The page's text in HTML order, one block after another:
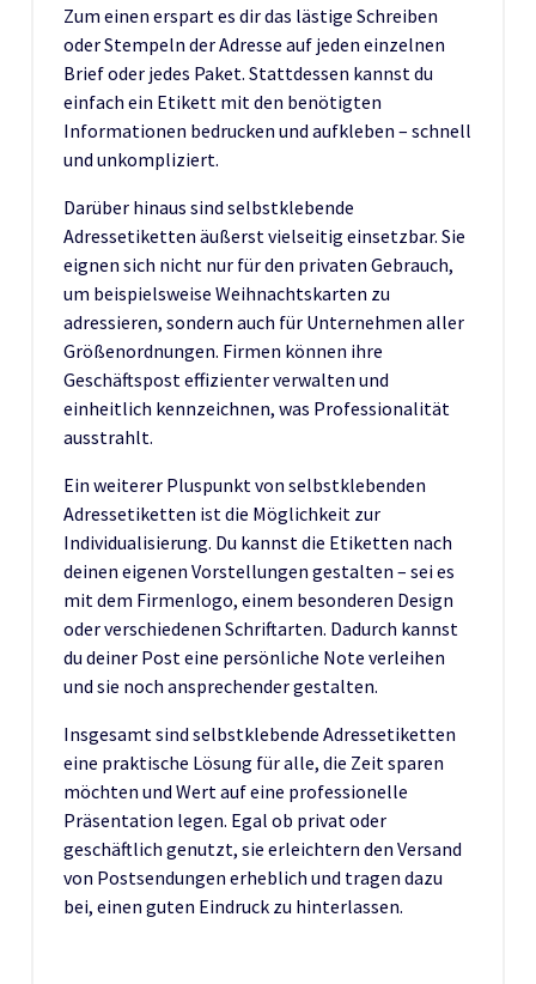
Zum einen erspart es dir das lästige Schreiben
oder Stempeln der Adresse auf jeden einzelnen
Brief oder jedes Paket. Stattdessen kannst du
einfach ein Etikett mit den benötigten
Informationen bedrucken und aufkleben – schnell
und unkompliziert.
Darüber hinaus sind selbstklebende
Adressetiketten äußerst vielseitig einsetzbar. Sie
eignen sich nicht nur für den privaten Gebrauch,
um beispielsweise Weihnachtskarten zu
adressieren, sondern auch für Unternehmen aller
Größenordnungen. Firmen können ihre
Geschäftspost effizienter verwalten und
einheitlich kennzeichnen, was Professionalität
ausstrahlt.
Ein weiterer Pluspunkt von selbstklebenden
Adressetiketten ist die Möglichkeit zur
Individualisierung. Du kannst die Etiketten nach
deinen eigenen Vorstellungen gestalten – sei es
mit dem Firmenlogo, einem besonderen Design
oder verschiedenen Schriftarten. Dadurch kannst
du deiner Post eine persönliche Note verleihen
und sie noch ansprechender gestalten.
Insgesamt sind selbstklebende Adressetiketten
eine praktische Lösung für alle, die Zeit sparen
möchten und Wert auf eine professionelle
Präsentation legen. Egal ob privat oder
geschäftlich genutzt, sie erleichtern den Versand
von Postsendungen erheblich und tragen dazu
bei, einen guten Eindruck zu hinterlassen.